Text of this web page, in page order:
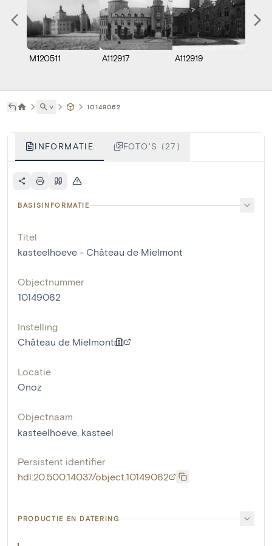
M120511 A112917 A112919
˅ 10149062
INFORMATIE FOTO'S (27)
BASISINFORMATIE
Titel
kasteelhoeve - Château de Mielmont
Objectnummer
10149062
Instelling
Château de Mielmont
Locatie
Onoz
Objectnaam
kasteelhoeve, kasteel
Persistent identifier
hdl:20.500.14037/object.10149062
PRODUCTIE EN DATERING